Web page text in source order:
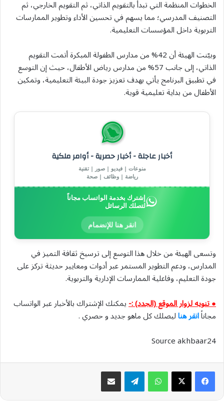
الخطوات المنظمة التي تبدأ بالتقويم الذاتي، ثم التقويم الخارجي، ثم
التصنيف المدرسي؛ مما يسهم في تحسين الأداء وتطوير الممارسات
التربوية داخل المؤسسات التعليمية.
وبيّنت الهيئة أن 42% من مدارس الطفولة المبكرة أتمت التقويم
الذاتي، إلى جانب 57% من مدارس رياض الأطفال، حيث إن التوسع
في تطبيق البرنامج يأتي بهدف تعزيز جودة البيئة التعليمية، وتمكين
الأطفال من بداية تعليمية قوية.
أخبار عاجلة - أخبار حصرية - أوامر ملكية
منوعات | فيديو | صور | تقنية
رياضة | وظائف | صحة
إشترك بخدمة الواتساب مجاناً
لتصلك الرسائل
انقر هنا للإنضمام
وتسعى الهيئة من خلال هذا التوسع إلى ترسيخ ثقافة التميز في
المدارس، ودعم التطوير المستمر عبر أدوات ومعايير حديثة تركز على
جودة التعليم، وفاعلية الممارسات الإدارية والتربوية.
● تنويه لزوار الموقع (الجدد) :-يمكنك الإشتراك بالأخبار عبر الواتساب
مجاناًانقر هناليصلك كل ماهو جديد و حصري .
Source akhbaar24
واتسابتيلقرام مشاركة عبر البريد